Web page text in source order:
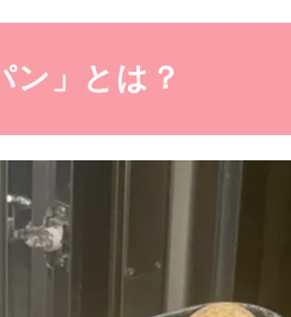
ン」とは？